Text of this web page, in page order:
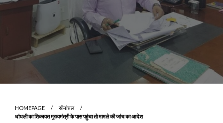
HOMEPAGE
सीमांचल
धांधली का शिकायत मुख्यमंत्री के पास पहुंचा तो मामले की जांच का आदेश